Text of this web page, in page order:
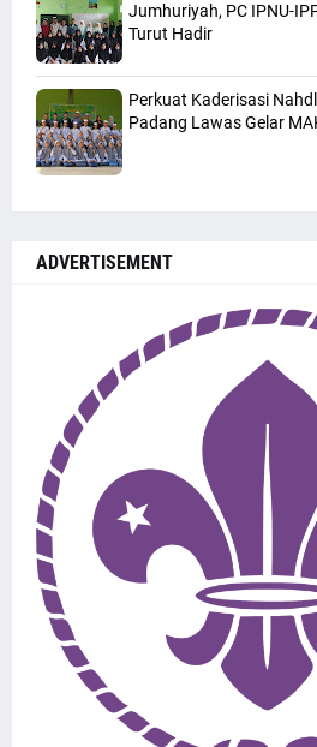
Jumhuriyah, PC IPNU-
Turut Hadir
Perkuat Kaderisasi
Padang Lawas Gelar
ADVERTISEMENT